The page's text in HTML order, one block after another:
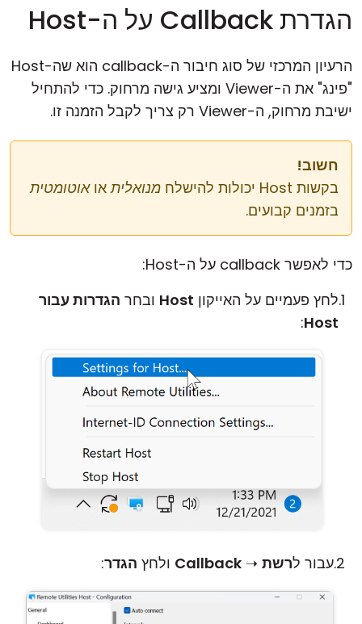
הגדרת Callback על ה-Host
הרעיון המרכזי של סוג חיבור ה-callback הוא שה-Host
"פינג" את ה-Viewer ומציע גישה מרחוק. כדי להתחיל
ישיבת מרחוק, ה-Viewer רק צריך לקבל הזמנה זו.
חשוב!
בקשות Host יכולות להישלח
מנואליתאואוטומטית
בזמנים קבועים.
כדי לאפשר callback על ה-Host:
לחץ פעמיים על האייקון Host ובחר הגדרות עבור
Host
:
עבור לרשת ➝
Callback ולחץ הגדר: